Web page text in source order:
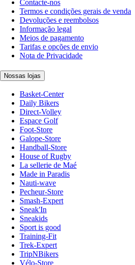
Contacte-nos
Termos e condições gerais de venda
Devoluções e reembolsos
Informação legal
Meios de pagamento
Tarifas e opções de envio
Nota de Privacidade
Nossas lojas
Basket-Center
Daily Bikers
Direct-Volley
Espace Golf
Foot-Store
Galope-Store
Handball-Store
House of Rugby
La sellerie de Maé
Made in Paradis
Nauti-wave
Pecheur-Store
Smash-Expert
Sneak'In
Sneakids
Sport is good
Training-Fit
Trek-Expert
TripNBikers
Vélo-Store